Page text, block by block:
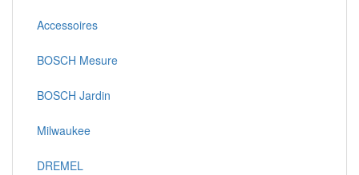
Accessoires
BOSCH Mesure
BOSCH Jardin
Milwaukee
DREMEL